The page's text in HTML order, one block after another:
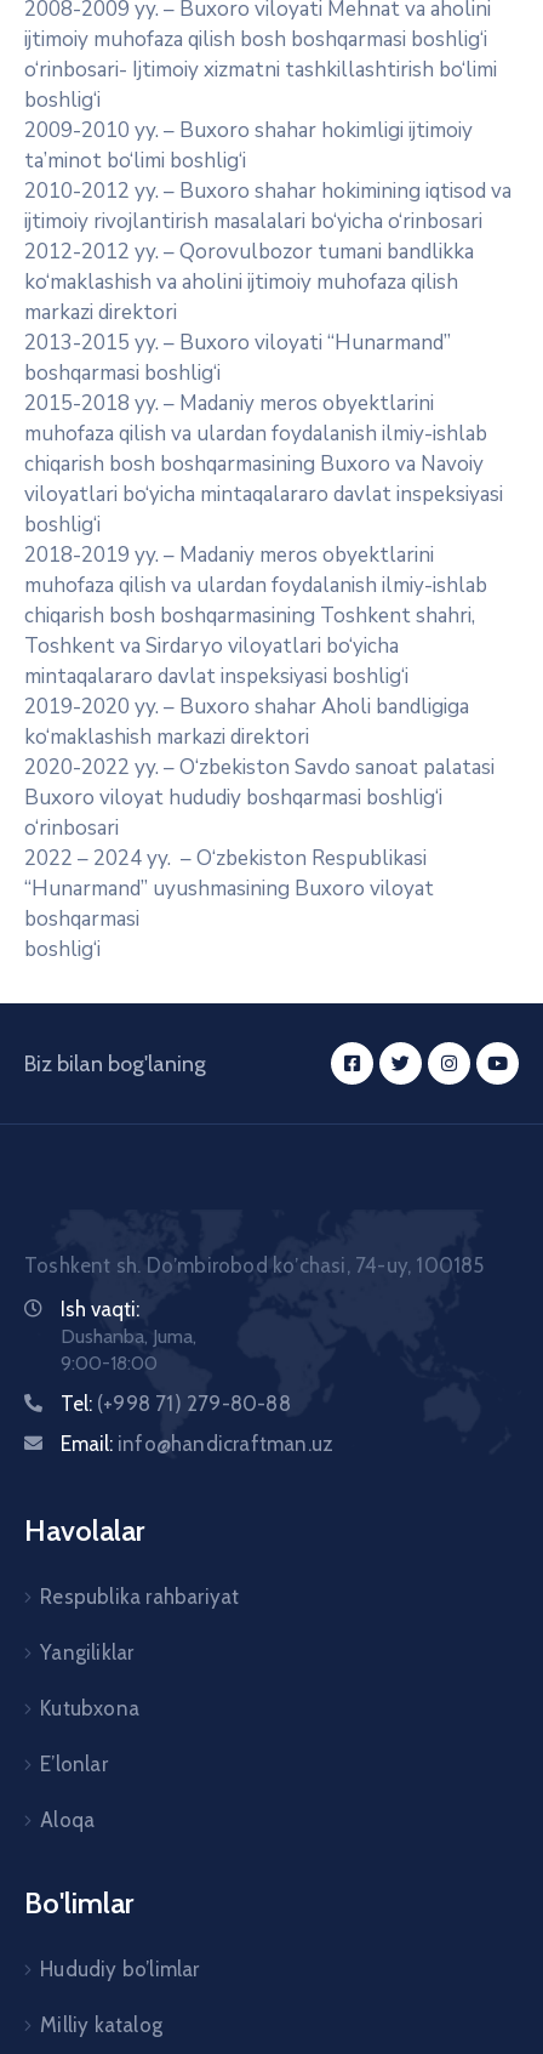
2008-2009 yy. – Buxoro viloyati Mehnat va aholini
ijtimoiy muhofaza qilish bosh boshqarmasi boshlig‘i
o‘rinbosari- Ijtimoiy xizmatni tashkillashtirish bo‘limi
boshlig‘i
2009-2010 yy. – Buxoro shahar hokimligi ijtimoiy
ta’minot bo‘limi boshlig‘i
2010-2012 yy. – Buxoro shahar hokimining iqtisod va
ijtimoiy rivojlantirish masalalari bo‘yicha o‘rinbosari
2012-2012 yy. – Qorovulbozor tumani bandlikka
ko‘maklashish va aholini ijtimoiy muhofaza qilish
markazi direktori
2013-2015 yy. – Buxoro viloyati “Hunarmand”
boshqarmasi boshlig‘i
2015-2018 yy. – Madaniy meros obyektlarini
muhofaza qilish va ulardan foydalanish ilmiy-ishlab
chiqarish bosh boshqarmasining Buxoro va Navoiy
viloyatlari bo‘yicha mintaqalararo davlat inspeksiyasi
boshlig‘i
2018-2019 yy. – Madaniy meros obyektlarini
muhofaza qilish va ulardan foydalanish ilmiy-ishlab
chiqarish bosh boshqarmasining Toshkent shahri,
Toshkent va Sirdaryo viloyatlari bo‘yicha
mintaqalararo davlat inspeksiyasi boshlig‘i
2019-2020 yy. – Buxoro shahar Aholi bandligiga
ko‘maklashish markazi direktori
2020-2022 yy. – O‘zbekiston Savdo sanoat palatasi
Buxoro viloyat hududiy boshqarmasi boshlig‘i
o‘rinbosari
2022 – 2024 yy. – O‘zbekiston Respublikasi
“Hunarmand” uyushmasining Buxoro viloyat
boshqarmasi
boshlig‘i
Biz bilan bog'laning
Toshkent sh. Doʼmbirobod koʼchasi, 74-uy, 100185
Ish vaqti:
Dushanba, Juma,
9:00-18:00
Tel: (+998 71) 279-80-88
Email: info@handicraftman.uz
Havolalar
Respublika rahbariyat
Yangiliklar
Kutubxona
E’lonlar
Aloqa
Bo'limlar
Hududiy bo’limlar
Milliy katalog